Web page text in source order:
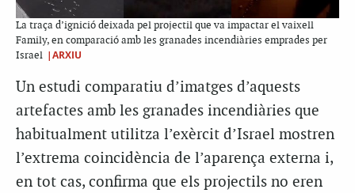
La traça d’ignició deixada pel projectil que va impactar el vaixell
Family, en comparació amb les granades incendiàries emprades per
Israel |ARXIU
Un estudi comparatiu d’imatges d’aquests
artefactes amb les granades incendiàries que
habitualment utilitza l’exèrcit d’Israel mostren
l’extrema coincidència de l’aparença externa i,
en tot cas, confirma que els projectils no eren